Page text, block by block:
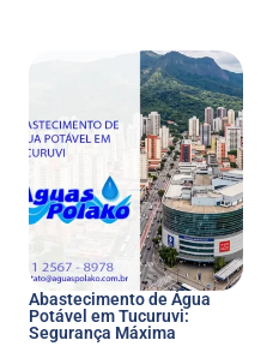
Abastecimento de Água
Potável em Tucuruvi:
Segurança Máxima